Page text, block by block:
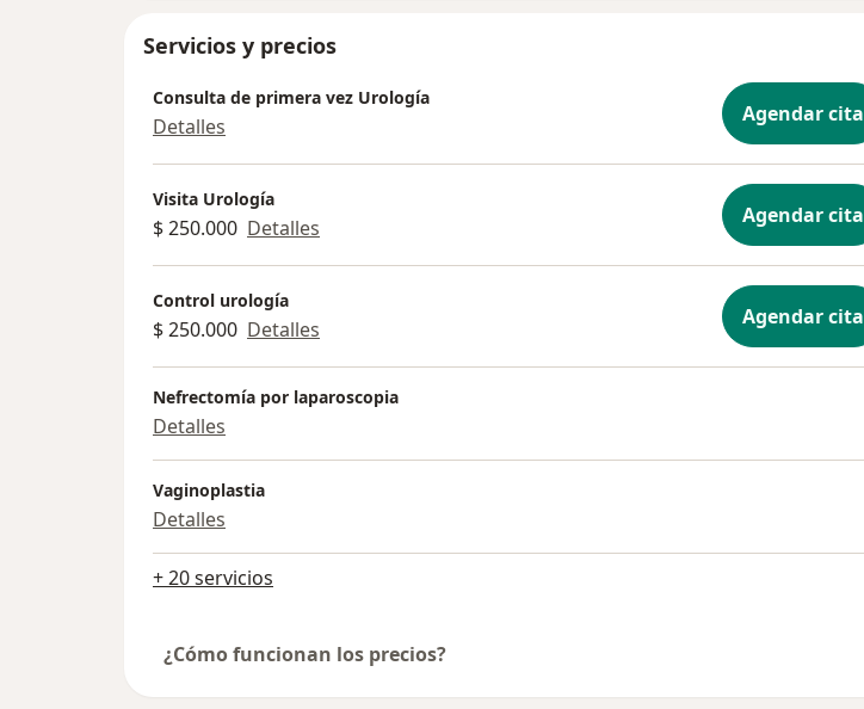
Servicios y precios
Consulta de primera vez Urología
Detalles Agendar cita
Visita Urología
$ 250.000 Detalles Agendar cita
Control urología
$ 250.000 Detalles Agendar cita
Nefrectomía por laparoscopia
Detalles
Vaginoplastia
Detalles
+ 20 servicios
¿Cómo funcionan los precios?